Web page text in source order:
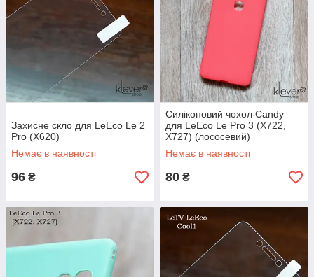
Захисне скло для LeEco Le 2
Pro (X620)
Немає в наявності
96 ₴
Силіконовий чохол Candy
для LeEco Le Pro 3 (X722,
X727) (лососевий)
Немає в наявності
80 ₴